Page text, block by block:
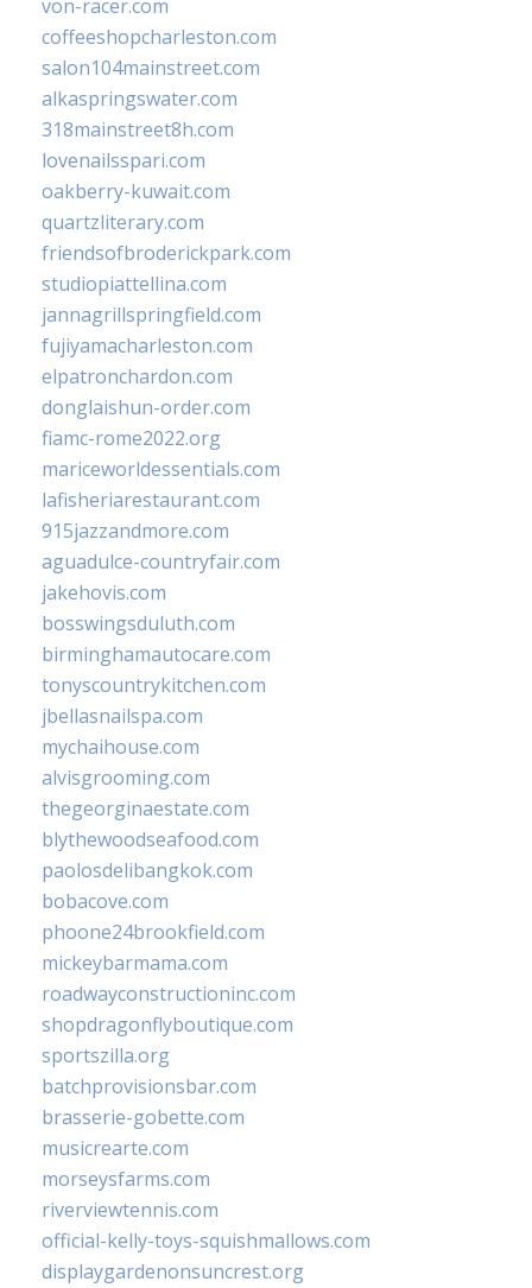
von-racer.com
coffeeshopcharleston.com
salon104mainstreet.com
alkaspringswater.com
318mainstreet8h.com
lovenailsspari.com
oakberry-kuwait.com
quartzliterary.com
friendsofbroderickpark.com
studiopiattellina.com
jannagrillspringfield.com
fujiyamacharleston.com
elpatronchardon.com
donglaishun-order.com
fiamc-rome2022.org
mariceworldessentials.com
lafisheriarestaurant.com
915jazzandmore.com
aguadulce-countryfair.com
jakehovis.com
bosswingsduluth.com
birminghamautocare.com
tonyscountrykitchen.com
jbellasnailspa.com
mychaihouse.com
alvisgrooming.com
thegeorginaestate.com
blythewoodseafood.com
paolosdelibangkok.com
bobacove.com
phoone24brookfield.com
mickeybarmama.com
roadwayconstructioninc.com
shopdragonflyboutique.com
sportszilla.org
batchprovisionsbar.com
brasserie-gobette.com
musicrearte.com
morseysfarms.com
riverviewtennis.com
official-kelly-toys-squishmallows.com
displaygardenonsuncrest.org